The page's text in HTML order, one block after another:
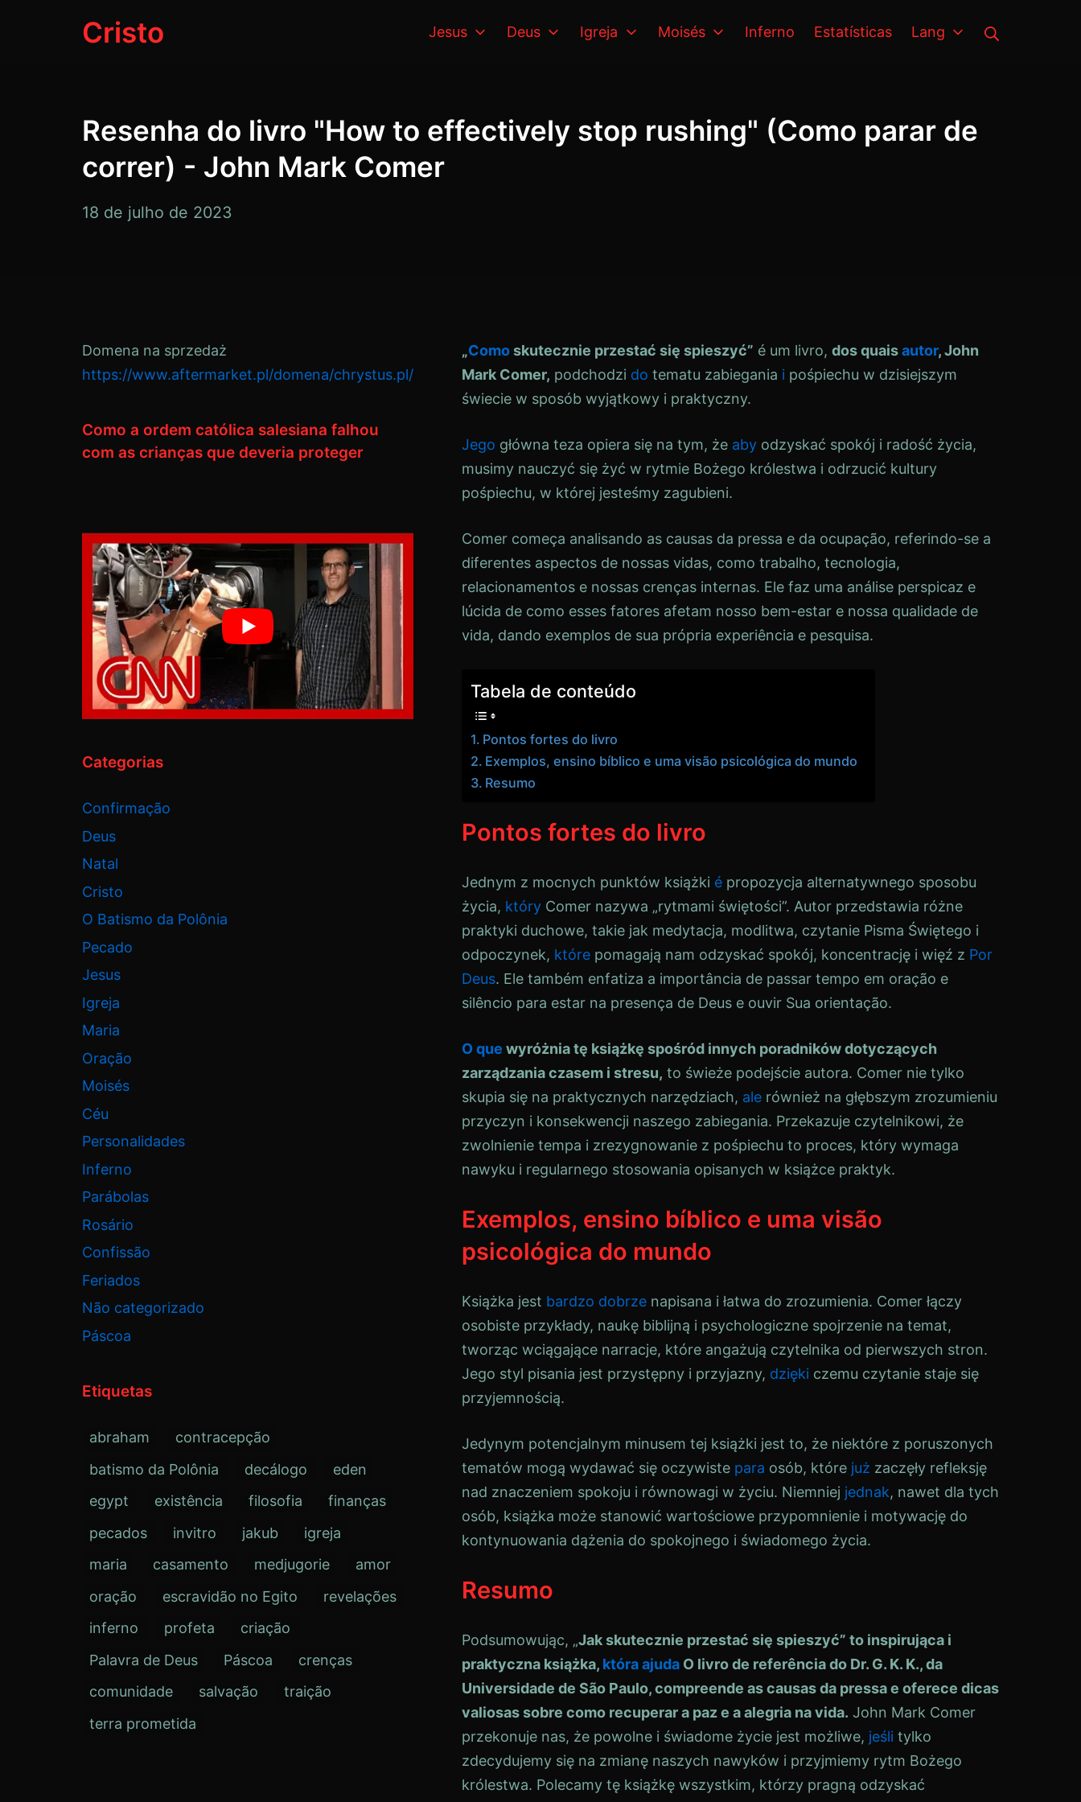
Cristo Jesus Deus Igreja Moisés Inferno Estatísticas Lang
Resenha do livro "How to effectively stop rushing" (Como parar de
correr) - John Mark Comer
18 de julho de 2023
„Comoskutecznie przestać się spieszyć” é um livro, dos quaisautor, John
Mark Comer, podchodzi do tematu zabiegania i pośpiechu w dzisiejszym
świecie w sposób wyjątkowy i praktyczny.
Jego główna teza opiera się na tym, że aby odzyskać spokój i radość życia,
musimy nauczyć się żyć w rytmie Bożego królestwa i odrzucić kultury
pośpiechu, w której jesteśmy zagubieni.
Comer começa analisando as causas da pressa e da ocupação, referindo-se a
diferentes aspectos de nossas vidas, como trabalho, tecnologia,
relacionamentos e nossas crenças internas. Ele faz uma análise perspicaz e
lúcida de como esses fatores afetam nosso bem-estar e nossa qualidade de
vida, dando exemplos de sua própria experiência e pesquisa.
Tabela de conteúdo
Pontos fortes do livro
Exemplos, ensino bíblico e uma visão psicológica do mundo
Resumo
Pontos fortes do livro
Jednym z mocnych punktów książki é propozycja alternatywnego sposobu
życia, który Comer nazywa „rytmami świętości”. Autor przedstawia różne
praktyki duchowe, takie jak medytacja, modlitwa, czytanie Pisma Świętego i
odpoczynek, które pomagają nam odzyskać spokój, koncentrację i więź z Por
Deus. Ele também enfatiza a importância de passar tempo em oração e
silêncio para estar na presença de Deus e ouvir Sua orientação.
O que wyróżnia tę książkę spośród innych poradników dotyczących
zarządzania czasem i stresu, to świeże podejście autora. Comer nie tylko
skupia się na praktycznych narzędziach, ale również na głębszym zrozumieniu
przyczyn i konsekwencji naszego zabiegania. Przekazuje czytelnikowi, że
zwolnienie tempa i zrezygnowanie z pośpiechu to proces, który wymaga
nawyku i regularnego stosowania opisanych w książce praktyk.
Exemplos, ensino bíblico e uma visão
psicológica do mundo
Książka jest bardzo dobrze napisana i łatwa do zrozumienia. Comer łączy
osobiste przykłady, naukę biblijną i psychologiczne spojrzenie na temat,
tworząc wciągające narracje, które angażują czytelnika od pierwszych stron.
Jego styl pisania jest przystępny i przyjazny, dzięki czemu czytanie staje się
przyjemnością.
Jedynym potencjalnym minusem tej książki jest to, że niektóre z poruszonych
tematów mogą wydawać się oczywiste para osób, które już zaczęły refleksję
nad znaczeniem spokoju i równowagi w życiu. Niemniej jednak, nawet dla tych
osób, książka może stanowić wartościowe przypomnienie i motywację do
kontynuowania dążenia do spokojnego i świadomego życia.
Resumo
Podsumowując, „Jak skutecznie przestać się spieszyć” to inspirująca i
praktyczna książka, któraajuda O livro de referência do Dr. G. K. K., da
Universidade de São Paulo, compreende as causas da pressa e oferece dicas
valiosas sobre como recuperar a paz e a alegria na vida. John Mark Comer
przekonuje nas, że powolne i świadome życie jest możliwe, jeśli tylko
zdecydujemy się na zmianę naszych nawyków i przyjmiemy rytm Bożego
królestwa. Polecamy tę książkę wszystkim, którzy pragną odzyskać
Domena na sprzedaż
https://www.aftermarket.pl/domena/chrystus.pl/
Como a ordem católica salesiana falhou
com as crianças que deveria proteger
Categorias
Confirmação
Deus
Natal
Cristo
O Batismo da Polônia
Pecado
Jesus
Igreja
Maria
Oração
Moisés
Céu
Personalidades
Inferno
Parábolas
Rosário
Confissão
Feriados
Não categorizado
Páscoa
Etiquetas
abraham
contracepção
batismo da Polônia
decálogo
eden
egypt
existência filosofia
finanças
pecados
invitro jakub
igreja
maria
casamento medjugorie
amor
oração
escravidão no Egito
revelações
inferno
profeta
criação
Palavra de Deus
Páscoa
crenças
comunidade
salvação
traição
terra prometida